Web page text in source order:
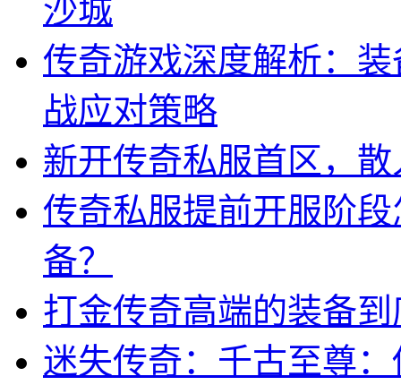
沙城
传奇游戏深度解析：
战应对策略
新开传奇私服首区，
传奇私服提前开服阶
备？
打金传奇高端的装备
迷失传奇：千古至尊